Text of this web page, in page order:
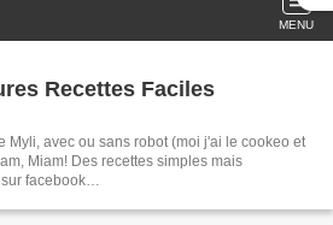
MENU
Recettes Faciles
Myli, avec ou sans robot (moi j'ai le cookeo et
Miam! Des recettes simples mais
facebook